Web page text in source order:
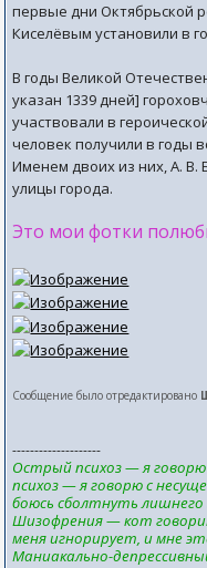
первые дни Октябрьской
Киселёвым установили в
В годы Великой
указан 1339 дней]
участвовали в
человек получили в годы
Именем двоих из них, А.
улицы города.
Это мои фотки
Сообщение было отредактировано
--------------------
Острый психоз — я
психоз — я говорю с
боюсь сболтнуть
Шизофрения — кот
меня игнорирует, и мне
Маниакально-